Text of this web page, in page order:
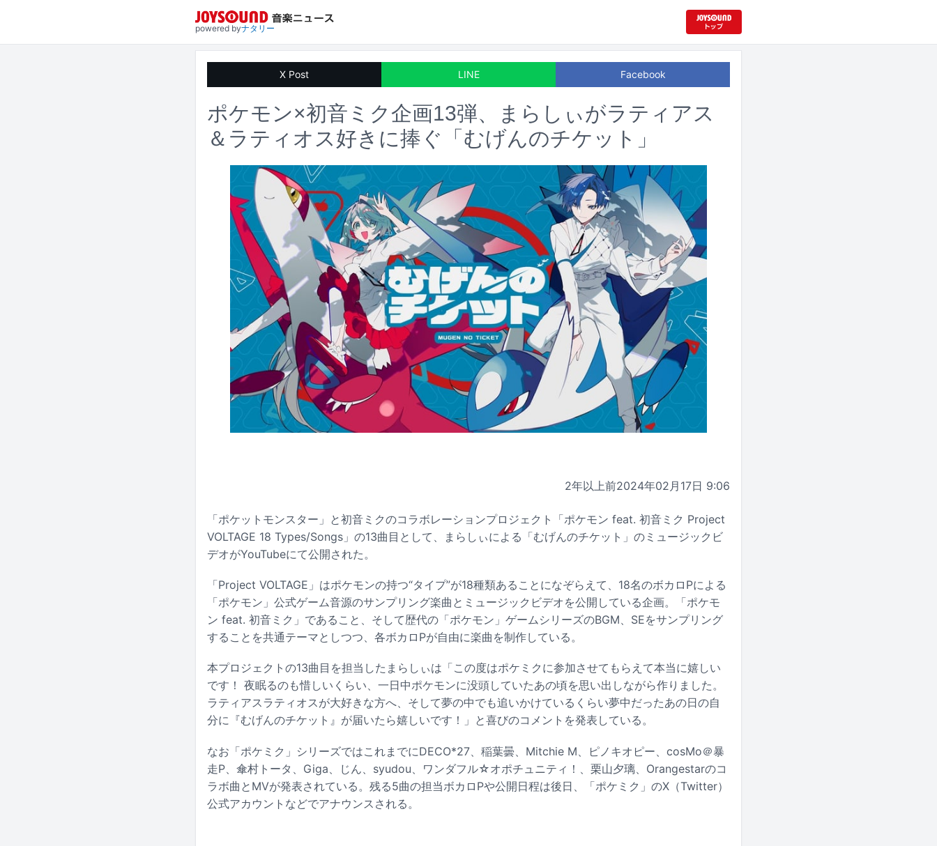
powered byナタリー
X Post LINE Facebook
ポケモン×初音ミク企画13弾、まらしぃがラティアス
＆ラティオス好きに捧ぐ「むげんのチケット」
2年以上前2024年02月17日 9:06
「ポケットモンスター」と初音ミクのコラボレーションプロジェクト「ポケモン feat. 初音ミク Project
VOLTAGE 18 Types/Songs」の13曲目として、まらしぃによる「むげんのチケット」のミュージックビ
デオがYouTubeにて公開された。
「Project VOLTAGE」はポケモンの持つ“タイプ”が18種類あることになぞらえて、18名のボカロPによる
「ポケモン」公式ゲーム音源のサンプリング楽曲とミュージックビデオを公開している企画。「ポケモ
ン feat. 初音ミク」であること、そして歴代の「ポケモン」ゲームシリーズのBGM、SEをサンプリング
することを共通テーマとしつつ、各ボカロPが自由に楽曲を制作している。
本プロジェクトの13曲目を担当したまらしぃは「この度はポケミクに参加させてもらえて本当に嬉しい
です！ 夜眠るのも惜しいくらい、一日中ポケモンに没頭していたあの頃を思い出しながら作りました。
ラティアスラティオスが大好きな方へ、そして夢の中でも追いかけているくらい夢中だったあの日の自
分に『むげんのチケット』が届いたら嬉しいです！」と喜びのコメントを発表している。
なお「ポケミク」シリーズではこれまでにDECO*27、稲葉曇、Mitchie M、ピノキオピー、cosMo＠暴
走P、傘村トータ、Giga、じん、syudou、ワンダフル☆オポチュニティ！、栗山夕璃、Orangestarのコ
ラボ曲とMVが発表されている。残る5曲の担当ボカロPや公開日程は後日、「ポケミク」のX（Twitter）
公式アカウントなどでアナウンスされる。